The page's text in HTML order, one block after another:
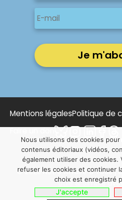
Prénom
E-
mail
Mentions légalesPolitique de
Faire un don
© 2025 Notre Affaire à Tous |
Utile & Simple
Nous utilisons des cookies
contenus éditoriaux (vidéos,
également utiliser des cookies.
refuser les cookies et continuer
choix est enregistré
J'accepte